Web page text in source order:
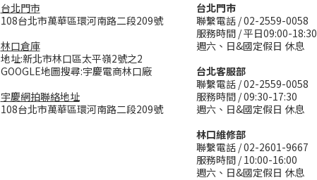
台北門市
108台北市萬華區環河南路二段209號
林口倉庫
地址:新北市林口區太平嶺2號之2
GOOGLE地圖搜尋:宇慶電商林口廠
宇慶網拍聯絡地址
108台北市萬華區環河南路二段209號
台北門市
聯繫電話 / 02-2559-0058
服務時間 / 平日09:00-18:30
週六、日&國定假日 休息
台北客服部
聯繫電話 / 02-2559-0058
服務時間 / 09:30-17:30
週六、日&國定假日 休息
林口維修部
聯繫電話 / 02-2601-9667
服務時間 / 10:00-16:00
週六、日&國定假日 休息